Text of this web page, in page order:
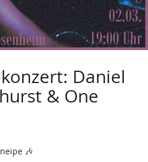
Daniel
& One
🎶